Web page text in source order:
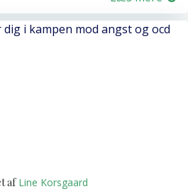
af Line Korsgaard